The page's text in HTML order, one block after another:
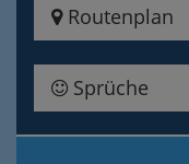
Routenplan
Sprüche